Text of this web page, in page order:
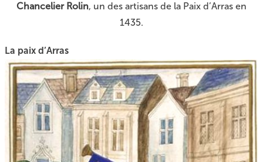
Chancelier Rolin, un des artisans de la Paix d’Arras en
1435.
La paix d’Arras